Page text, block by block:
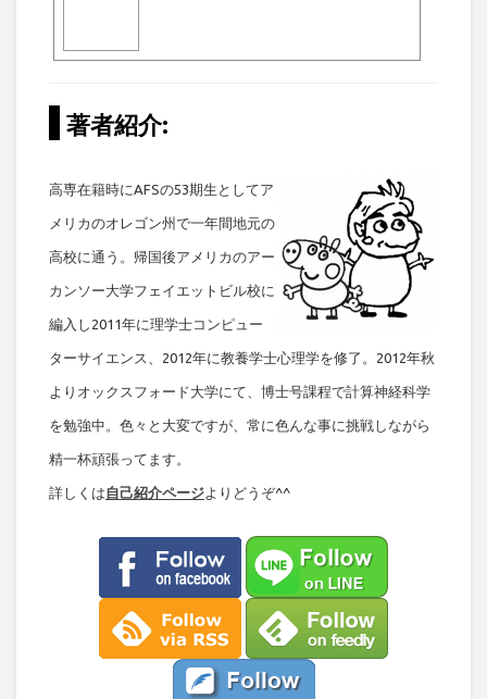
著者紹介:
高専在籍時にAFSの53期生としてア
メリカのオレゴン州で一年間地元の
高校に通う。帰国後アメリカのアー
カンソー大学フェイエットビル校に
編入し2011年に理学士コンピュー
ターサイエンス、2012年に教養学士心理学を修了。2012年秋
よりオックスフォード大学にて、博士号課程で計算神経科学
を勉強中。色々と大変ですが、常に色んな事に挑戦しながら
精一杯頑張ってます。
詳しくは自己紹介ページよりどうぞ^^